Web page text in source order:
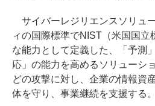
サイバーレジリエンスソリュ
ィの国際標準でNIST（米国国立
な能力として定義した、「予測
応」の能力を高めるソリューシ
どの攻撃に対し、企業の情報資
体を守り、事業継続を支援する。